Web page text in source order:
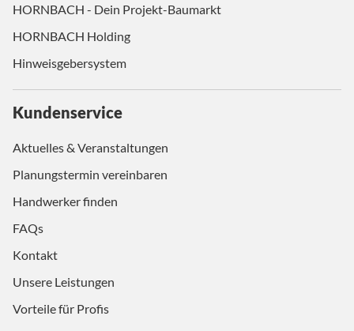
HORNBACH - Dein Projekt-Baumarkt
HORNBACH Holding
Hinweisgebersystem
Kundenservice
Aktuelles & Veranstaltungen
Planungstermin vereinbaren
Handwerker finden
FAQs
Kontakt
Unsere Leistungen
Vorteile für Profis